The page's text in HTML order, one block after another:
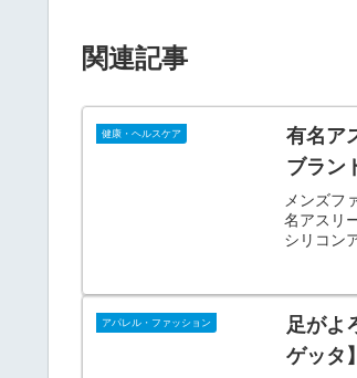
関連記事
健康・ヘルスケア
有名ア
ブラン
メンズフ
名アスリ
シリコン
アパレル・ファッション
足がよ
ゲッタ